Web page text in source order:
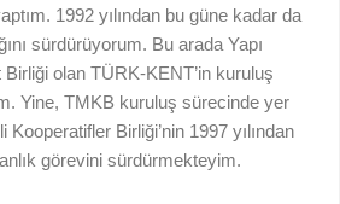
1992 yılından bu güne kadar da
sürdürüyorum. Bu arada Yapı
olan TÜRK-KENT’in kuruluş
Yine, TMKB kuruluş sürecinde yer
Kooperatifler Birliği’nin 1997 yılından
görevini sürdürmekteyim.